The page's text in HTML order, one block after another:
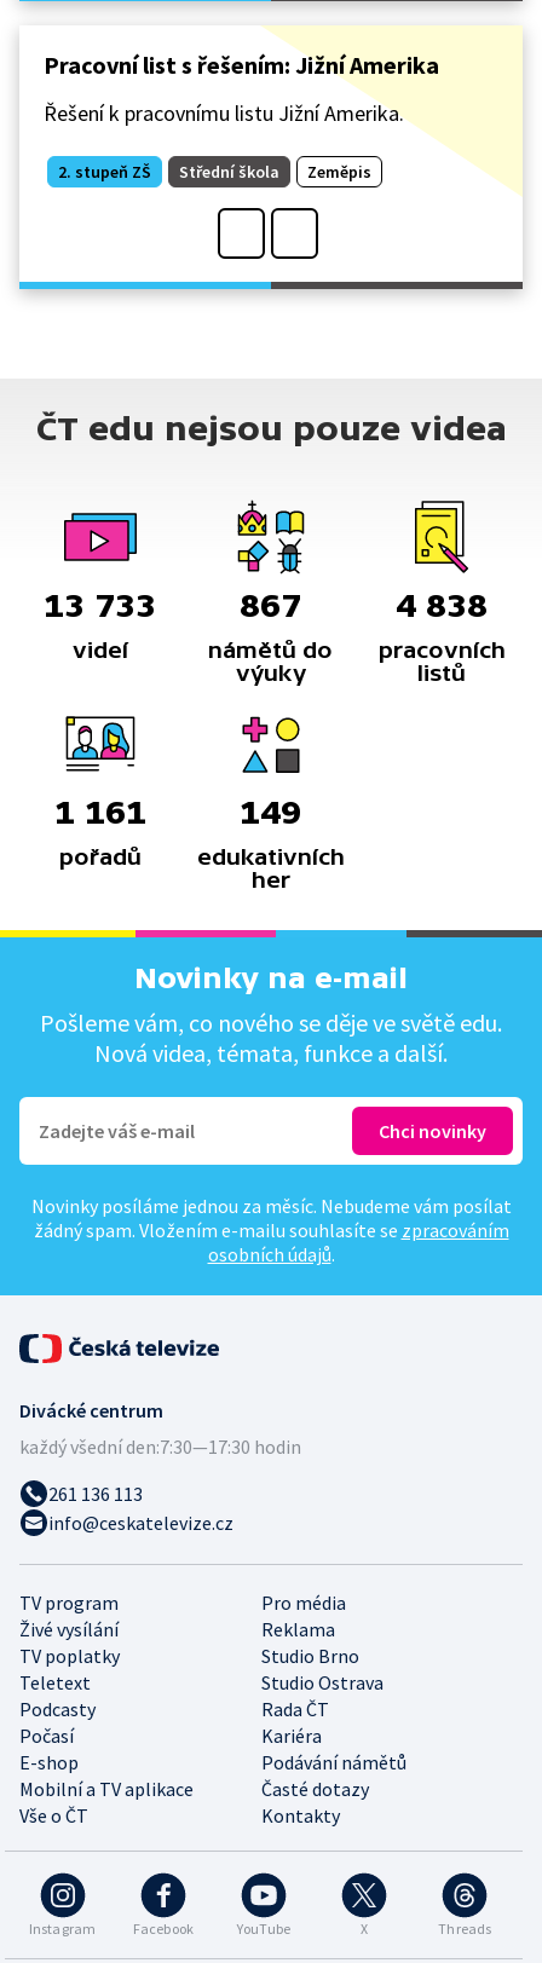
Pracovní list s řešením: Jižní Amerika
Řešení k pracovnímu listu Jižní Amerika.
2. stupeň ZŠ Střední škola Zeměpis
ČT edu nejsou pouze videa
13 733
videí
867
námětů do
výuky
4 838
pracovních
listů
1 161
pořadů
149
edukativních
her
Novinky na e-mail
Pošleme vám, co nového se děje ve světě edu.
Nová videa, témata, funkce a další.
Novinky posíláme jednou za měsíc. Nebudeme vám posílat
žádný spam. Vložením e-mailu souhlasíte se zpracováním
osobních údajů.